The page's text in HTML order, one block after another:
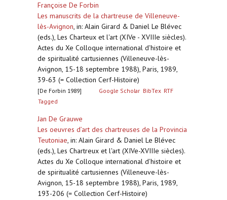
Françoise De Forbin
Les manuscrits de la chartreuse de Villeneuve-
lès-Avignon, in: Alain Girard & Daniel Le Blévec
(eds.), Les Charteux et l'art (XIVe - XVIIIe siècles).
Actes du Xe Colloque international d'histoire et
de spiritualité cartusiennes (Villeneuve-lès-
Avignon, 15-18 septembre 1988), Paris, 1989,
39-63 (= Collection Cerf-Histoire)
[De Forbin 1989] Google Scholar BibTex RTF
Tagged
Jan De Grauwe
Les oeuvres d’art des chartreuses de la Provincia
Teutoniae, in: Alain Girard & Daniel Le Blévec
(eds.), Les Chartreux et l'art (XIVe-XVIIIe siècles).
Actes du Xe Colloque international d'histoire et
de spiritualité cartusiennes (Villeneuve-lès-
Avignon, 15-18 septembre 1988), Paris, 1989,
193-206 (= Collection Cerf-Histoire)